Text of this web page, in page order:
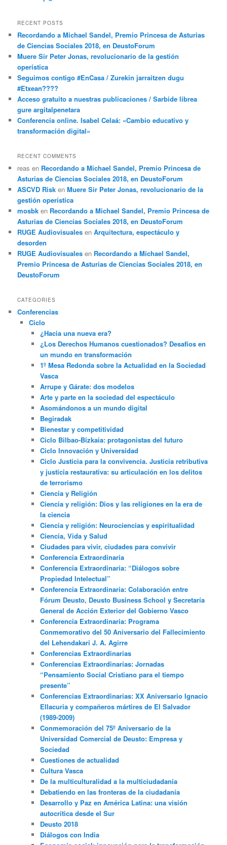
RECENT POSTS
Recordando a Michael Sandel, Premio Princesa de Asturias
de Ciencias Sociales 2018, en DeustoForum
Muere Sir Peter Jonas, revolucionario de la gestión
operística
Seguimos contigo #EnCasa / Zurekin jarraitzen dugu
#Etxean????
Acceso gratuito a nuestras publicaciones / Sarbide librea
gure argitalpenetara
Conferencia online. Isabel Celaá: «Cambio educativo y
transformación digital»
RECENT COMMENTS
reas en Recordando a Michael Sandel, Premio Princesa de
Asturias de Ciencias Sociales 2018, en DeustoForum
ASCVD Risk enMuere Sir Peter Jonas, revolucionario de la
gestión operística
mosbk en Recordando a Michael Sandel, Premio Princesa de
Asturias de Ciencias Sociales 2018, en DeustoForum
RUGE Audiovisuales enArquitectura, espectáculo y
desorden
RUGE Audiovisuales en Recordando a Michael Sandel,
Premio Princesa de Asturias de Ciencias Sociales 2018, en
DeustoForum
CATEGORIES
Conferencias
Ciclo
¿Hacia una nueva era?
¿Los Derechos Humanos cuestionados? Desafíos en
un mundo en transformación
1º Mesa Redonda sobre la Actualidad en la Sociedad
Vasca
Arrupe y Gárate: dos modelos
Arte y parte en la sociedad del espectáculo
Asomándonos a un mundo digital
Begiradak
Bienestar y competitividad
Ciclo Bilbao-Bizkaia: protagonistas del futuro
Ciclo Innovación y Universidad
Ciclo Justicia para la convivencia. Justicia retributiva
y justicia restaurativa: su articulación en los delitos
de terrorismo
Ciencia y Religión
Ciencia y religión: Dios y las religiones en la era de
la ciencia
Ciencia y religión: Neurociencias y espiritualidad
Ciencia, Vida y Salud
Ciudades para vivir, ciudades para convivir
Conferencia Extraordinaria
Conferencia Extraordinaria: “Diálogos sobre
Propiedad Intelectual”
Conferencia Extraordinaria: Colaboración entre
Fórum Deusto, Deusto Business School y Secretaría
General de Acción Exterior del Gobierno Vasco
Conferencia Extraordinaria: Programa
Conmemorativo del 50 Aniversario del Fallecimiento
del Lehendakari J. A. Agirre
Conferencias Extraordinarias
Conferencias Extraordinarias: Jornadas
“Pensamiento Social Cristiano para el tiempo
presente”
Conferencias Extraordinarias: XX Aniversario Ignacio
Ellacuria y compañeros mártires de El Salvador
(1989-2009)
Conmemoración del 75º Aniversario de la
Universidad Comercial de Deusto: Empresa y
Sociedad
Cuestiones de actualidad
Cultura Vasca
De la multiculturalidad a la multiciudadania
Debatiendo en las fronteras de la ciudadanía
Desarrollo y Paz en América Latina: una visión
autocrítica desde el Sur
Deusto 2018
Diálogos con India